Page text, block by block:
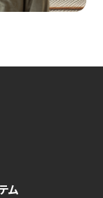
ム